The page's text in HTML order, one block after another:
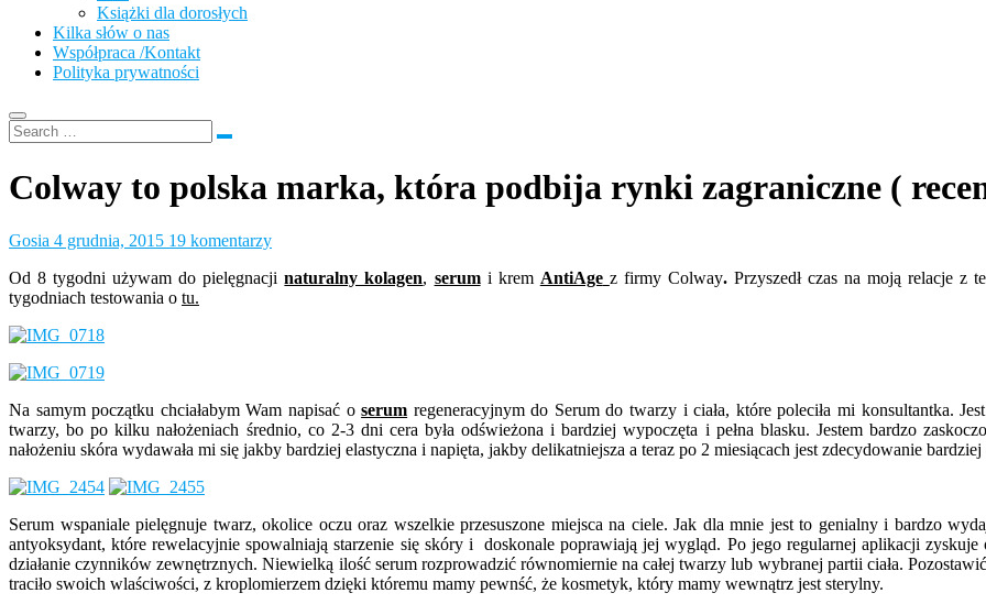
Książki dla dorosłych
Kilka słów o nas
Współpraca /Kontakt
Polityka prywatności
Colway to polska marka, która podbija rynki zagraniczne (
Gosia 4 grudnia, 2015 19 komentarzy
Od 8 tygodni używam do pielęgnacjinaturalny kolagen, serumi krem AntiAge z firmy Colway.Przyszedł czas na moją relacje z
tygodniach testowania o tu.
Na samym początku chciałabym Wam napisać oserum regeneracyjnym do Serum do twarzy i ciała, które poleciła mi konsultantka.
twarzy, bo po kilku nałożeniach średnio, co 2-3 dni cera była odświeżona i bardziej wypoczęta i pełna blasku. Jestem bardzo
nałożeniu skóra wydawała mi się jakby bardziej elastyczna i napięta, jakby delikatniejsza a teraz po 2 miesiącach jest zdecydowanie
Serum wspaniale pielęgnuje twarz, okolice oczu oraz wszelkie przesuszone miejsca na ciele. Jak dla mnie jest to genialny i bardzo
antyoksydant, które rewelacyjnie spowalniają starzenie się skóry i doskonale poprawiają jej wygląd. Po jego regularnej aplikacji zyskuje
działanie czynników zewnętrznych. Niewielką ilość serum rozprowadzić równomiernie na całej twarzy lub wybranej partii ciała.
traciło swoich wlaściwości, z kroplomierzem dzięki któremu mamy pewnść, że kosmetyk, który mamy wewnątrz jest sterylny.